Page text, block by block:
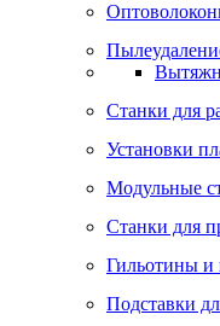
Станки для
Установки
Модульные
Станки для
Гильотины
Подставки